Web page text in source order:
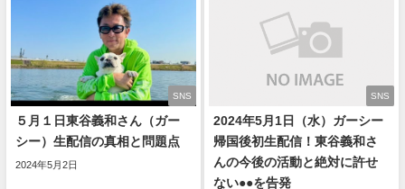
SNS
５月１日東谷義和さん（ガー
シー）生配信の真相と問題点
2024年5月2日
SNS
2024年5月1日（水）ガーシー
帰国後初生配信！東谷義和さ
んの今後の活動と絶対に許せ
ない●●を告発